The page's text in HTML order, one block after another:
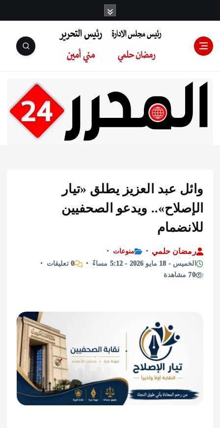
رئيس مجلس
الإدارة: رمضان
التحرير:مني أمين
عبد العزيز يطلق «تيار
ويدعو الصحفيين
حلمي
منوعات
2026 - 5:12 مساءً
0 تعليقات